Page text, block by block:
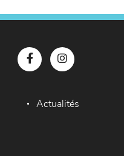
Actualités